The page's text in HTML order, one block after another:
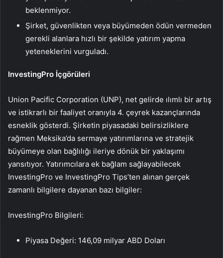
beklenmiyor.
Şirket, güvenlikten veya büyümeden ödün vermeden
gerekli alanlara hızlı bir şekilde yatırım yapma
yeteneklerini vurguladı.
InvestingPro İçgörüleri
Union Pacific Corporation (UNP), net gelirde ılımlı bir artış
ve istikrarlı bir faaliyet oranıyla 4. çeyrek kazançlarında
esneklik gösterdi. Şirketin piyasadaki belirsizliklere
rağmen Meksika’da sermaye yatırımlarına ve stratejik
büyümeye olan bağlılığı ileriye dönük bir yaklaşımı
yansıtıyor. Yatırımcılara ek bağlam sağlayabilecek
InvestingPro ve InvestingPro Tips’ten alınan gerçek
zamanlı bilgilere dayanan bazı bilgiler:
InvestingPro Bilgileri:
Piyasa Değeri: 146,09 milyar ABD Doları